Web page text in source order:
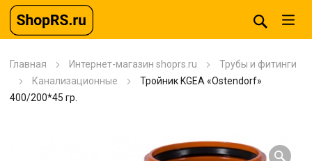
Главная Интернет-магазин shoprs.ru
Трубы и фитинги
Канализационные
Тройник KGEA «Ostendorf»
400/200*45 гр.